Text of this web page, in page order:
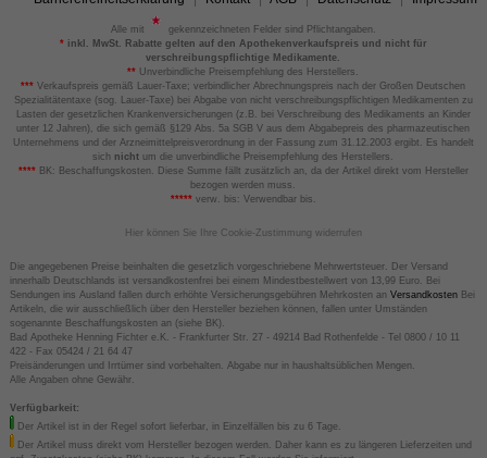
Alle mit
gekennzeichneten Felder sind Pflichtangaben.
*inkl. MwSt. Rabatte gelten auf den Apothekenverkaufspreis und nicht für
verschreibungspflichtige Medikamente.
** Unverbindliche Preisempfehlung des Herstellers.
*** Verkaufspreis gemäß Lauer-Taxe; verbindlicher Abrechnungspreis nach der Großen Deutschen
Spezialitätentaxe (sog. Lauer-Taxe) bei Abgabe von nicht verschreibungspflichtigen Medikamenten zu
Lasten der gesetzlichen Krankenversicherungen (z.B. bei Verschreibung des Medikaments an Kinder
unter 12 Jahren), die sich gemäß §129 Abs. 5a SGB V aus dem Abgabepreis des pharmazeutischen
Unternehmens und der Arzneimittelpreisverordnung in der Fassung zum 31.12.2003 ergibt. Es handelt
sich nicht um die unverbindliche Preisempfehlung des Herstellers.
****BK: Beschaffungskosten. Diese Summe fällt zusätzlich an, da der Artikel direkt vom Hersteller
bezogen werden muss.
*****verw. bis: Verwendbar bis.
Hier können Sie Ihre Cookie-Zustimmung widerrufen
Die angegebenen Preise beinhalten die gesetzlich vorgeschriebene Mehrwertsteuer. Der Versand
innerhalb Deutschlands ist versandkostenfrei bei einem Mindestbestellwert von 13,99 Euro. Bei
Sendungen ins Ausland fallen durch erhöhte Versicherungsgebühren Mehrkosten an VersandkostenBei
Artikeln, die wir ausschließlich über den Hersteller beziehen können, fallen unter Umständen
sogenannte Beschaffungskosten an (siehe BK).
Bad Apotheke Henning Fichter e.K. - Frankfurter Str. 27 - 49214 Bad Rothenfelde - Tel 0800 / 10 11
422 - Fax 05424 / 21 64 47
Preisänderungen und Irrtümer sind vorbehalten. Abgabe nur in haushaltsüblichen Mengen.
Alle Angaben ohne Gewähr.
Verfügbarkeit:
Der Artikel ist in der Regel sofort lieferbar, in Einzelfällen bis zu 6 Tage.
Der Artikel muss direkt vom Hersteller bezogen werden. Daher kann es zu längeren Lieferzeiten und